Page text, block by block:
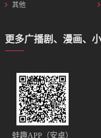
其他
更多广播剧、漫画、
蛙趣APP（安卓）